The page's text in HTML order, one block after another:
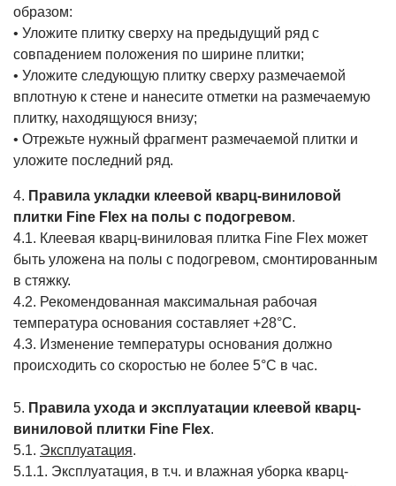
образом:
• Уложите плитку сверху на предыдущий ряд с
совпадением положения по ширине плитки;
• Уложите следующую плитку сверху размечаемой
вплотную к стене и нанесите отметки на размечаемую
плитку, находящуюся внизу;
• Отрежьте нужный фрагмент размечаемой плитки и
уложите последний ряд.
4. Правила укладки клеевой кварц-виниловой
плитки Fine Flex на полы с подогревом.
4.1. Клеевая кварц-виниловая плитка Fine Flex может
быть уложена на полы с подогревом, смонтированным
в стяжку.
4.2. Рекомендованная максимальная рабочая
температура основания составляет +28°С.
4.3. Изменение температуры основания должно
происходить со скоростью не более 5°С в час.
5. Правила ухода и эксплуатации клеевой кварц-
виниловой плитки Fine Flex.
5.1. Эксплуатация.
5.1.1. Эксплуатация, в т.ч. и влажная уборка кварц-